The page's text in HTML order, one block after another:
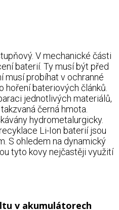
V mechanické části
baterií. Ty musí být před
musí probíhat v ochranné
hoření bateriových článků.
jednotlivých materiálů,
černá hmota.
hydrometalurgicky.
Li-Ion baterií jsou
S ohledem na dynamický
tyto kovy nejčastěji využití
v akumulátorech